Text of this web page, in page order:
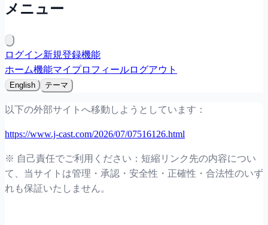
メニュー
ログイン新規登録機能
ホーム機能マイプロフィールログアウト
English テーマ
以下の外部サイトへ移動しようとしています：
https://www.j-cast.com/2026/07/07516126.html
※ 自己責任でご利用ください：短縮リンク先の内容につい
て、当サイトは管理・承認・安全性・正確性・合法性のいず
れも保証いたしません。